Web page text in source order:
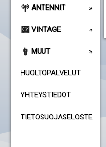
ANTENNIT
VINTAGE
MUUT
HUOLTOPALVELUT
YHTEYSTIEDOT
TIETOSUOJASELOSTE